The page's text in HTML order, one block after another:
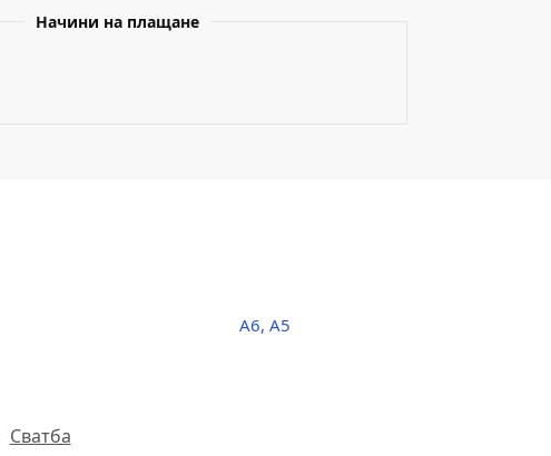
Начини на плащане
A6, A5
Сватба